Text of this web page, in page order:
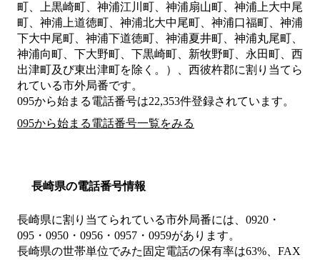
町、上黒崎町、神浦江川町、神浦扇山町、神浦上大中尾
町、神浦上道徳町、神浦北大中尾町、神浦口福町、神浦
下大中尾町、神浦下道徳町、神浦夏井町、神浦丸尾町、
神浦向町、下大野町、下黒崎町、新牧野町、永田町、西
出津町及び東出津町を除く。）、西彼杵郡に割り当てら
れている市外局番です。
095から始まる電話番号は22,353件登録されています。
095から始まる電話番号一覧をみる
長崎県の電話番号情報
長崎県に割り当てられている市外局番には、0920・
095・0950・0956・0957・0959があります。
長崎県の世帯単位でみた固定電話の保有率は63%、FAX